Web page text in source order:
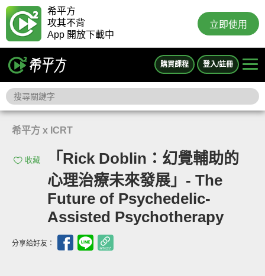
希平方
攻其不背
App 開放下載中
立即使用
購買課程 登入/註冊
希平方 x ICRT
收藏
「Rick Doblin：幻覺輔助的
心理治療未來發展」- The
Future of Psychedelic-
Assisted Psychotherapy
分享給好友：